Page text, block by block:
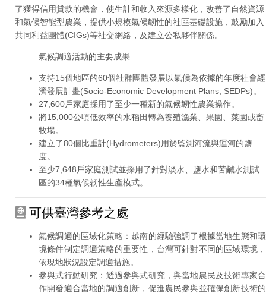
了獲得信用貸款的機會，使生計和收入來源多樣化，改善了自然資源
和氣候智能型農業，提供小規模氣候韌性的社區基礎設施，鼓勵加入
共同利益團體(CIGs)等社交網絡，及建立公私夥伴關係。
氣候調適活動的主要成果
支持15個地區的60個社群團體發展以氣候為依據的年度社會經
濟發展計畫(Socio-Economic Development Plans, SEDPs)。
27,600戶家庭採用了至少一種新的氣候韌性農業操作。
將15,000公頃低效率的水稻田轉為養殖漁業、果園、菜園或畜
牧場。
建立了80個比重計(Hydrometers)用於監測河流與運河的鹽
度。
至少7,648戶家庭測試並採用了針對淡水、鹽水和苦鹹水測試
區的34種氣候韌性生產模式。
可供臺灣參考之處
氣候調適的區域化策略：越南的經驗強調了根據當地生態和環
境條件制定調適策略的重要性，台灣可針對不同的區域環境，
依現地狀況設定調適措施。
參與式行動研究：透過參與式研究，與當地農民及技術專家合
作開發適合當地的調適創新，促進農民參與並確保創新技術的